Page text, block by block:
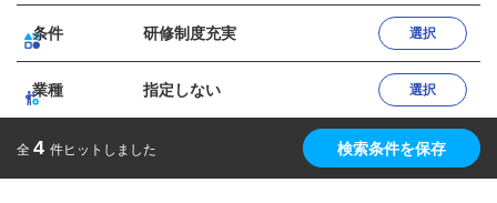
条件 研修制度充実 選択
業種 指定しない 選択
全 4 件ヒットしました 検索条件を保存